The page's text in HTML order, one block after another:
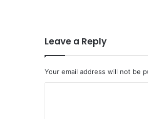
Leave a Reply
Your email address will not be